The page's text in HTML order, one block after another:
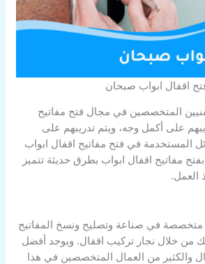
اقفال ابواب صبحان
المتخصصين في مجال فتح مفاتيح
على أكمل وجه، ويتم تدريبهم على
المستخدمة في فتح مفاتيح اقفال ابواب
مفاتيح اقفال ابواب بطرق حديثة تتميز
العمل.
متخصصة في صناعة وتصليح ونسخ المفاتيح
من خلال نجار تركيب اقفال. ويوجد أفضل
والكثير من العمال المتخصصين في هذا